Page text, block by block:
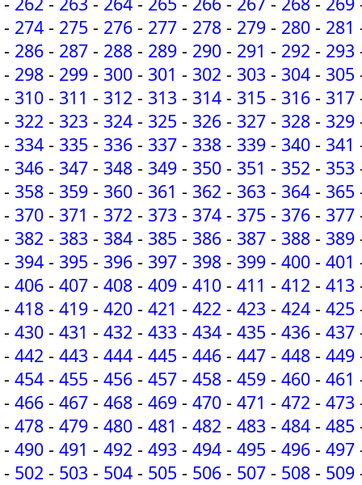
- 274 - 275 - 276 - 277 - 278 - 279 - 280 - 281
- 286 - 287 - 288 - 289 - 290 - 291 - 292 - 293
- 298 - 299 - 300 - 301 - 302 - 303 - 304 - 305
- 310 - 311 - 312 - 313 - 314 - 315 - 316 - 317
- 322 - 323 - 324 - 325 - 326 - 327 - 328 - 329
- 334 - 335 - 336 - 337 - 338 - 339 - 340 - 341
- 346 - 347 - 348 - 349 - 350 - 351 - 352 - 353
- 358 - 359 - 360 - 361 - 362 - 363 - 364 - 365
- 370 - 371 - 372 - 373 - 374 - 375 - 376 - 377
- 382 - 383 - 384 - 385 - 386 - 387 - 388 - 389
- 394 - 395 - 396 - 397 - 398 - 399 - 400 - 401
- 406 - 407 - 408 - 409 - 410 - 411 - 412 - 413
- 418 - 419 - 420 - 421 - 422 - 423 - 424 - 425
- 430 - 431 - 432 - 433 - 434 - 435 - 436 - 437
- 442 - 443 - 444 - 445 - 446 - 447 - 448 - 449
- 454 - 455 - 456 - 457 - 458 - 459 - 460 - 461
- 466 - 467 - 468 - 469 - 470 - 471 - 472 - 473
- 478 - 479 - 480 - 481 - 482 - 483 - 484 - 485
- 490 - 491 - 492 - 493 - 494 - 495 - 496 - 497
- 502 - 503 - 504 - 505 - 506 - 507 - 508 - 509